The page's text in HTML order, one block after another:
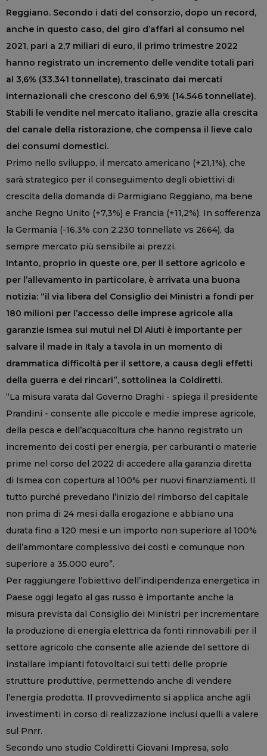
Reggiano. Secondo i dati del consorzio, dopo un record,
anche in questo caso, del giro d’affari al consumo nel
2021, pari a 2,7 miliari di euro, il primo trimestre 2022
hanno registrato un incremento delle vendite totali pari
al 3,6% (33.341 tonnellate), trascinato dai mercati
internazionali che crescono del 6,9% (14.546 tonnellate).
Stabili le vendite nel mercato italiano, grazie alla crescita
del canale della ristorazione, che compensa il lieve calo
dei consumi domestici.
Primo nello sviluppo, il mercato americano (+21,1%), che
sarà strategico per il conseguimento degli obiettivi di
crescita della domanda di Parmigiano Reggiano, ma bene
anche Regno Unito (+7,3%) e Francia (+11,2%). In sofferenza
la Germania (-16,3% con 2.230 tonnellate vs 2664), da
sempre mercato più sensibile ai prezzi.
Intanto, proprio in queste ore, per il settore agricolo e
per l’allevamento in particolare, è arrivata una buona
notizia: “il via libera del Consiglio dei Ministri a fondi per
180 milioni per l’accesso delle imprese agricole alla
garanzie Ismea sui mutui nel Dl Aiuti è importante per
salvare il made in Italy a tavola in un momento di
drammatica difficoltà per il settore, a causa degli effetti
della guerra e dei rincari”, sottolinea la Coldiretti.
“La misura varata dal Governo Draghi - spiega il presidente
Prandini - consente alle piccole e medie imprese agricole,
della pesca e dell’acquacoltura che hanno registrato un
incremento dei costi per energia, per carburanti o materie
prime nel corso del 2022 di accedere alla garanzia diretta
di Ismea con copertura al 100% per nuovi finanziamenti. Il
tutto purché prevedano l’inizio del rimborso del capitale
non prima di 24 mesi dalla erogazione e abbiano una
durata fino a 120 mesi e un importo non superiore al 100%
dell’ammontare complessivo dei costi e comunque non
superiore a 35.000 euro”.
Per raggiungere l’obiettivo dell’indipendenza energetica in
Paese oggi legato al gas russo è importante anche la
misura prevista dal Consiglio dei Ministri per incrementare
la produzione di energia elettrica da fonti rinnovabili per il
settore agricolo che consente alle aziende del settore di
installare impianti fotovoltaici sui tetti delle proprie
strutture produttive, permettendo anche di vendere
l’energia prodotta. Il provvedimento si applica anche agli
investimenti in corso di realizzazione inclusi quelli a valere
sul Pnrr.
Secondo uno studio Coldiretti Giovani Impresa, solo